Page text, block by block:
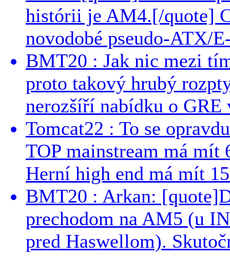
histórii je AM4.[/quote]
novodobé pseudo-ATX/
BMT20 : Jak nic mezi
proto takový hrubý
nerozšíří nabídku o GRE
Tomcat22 : To se
TOP mainstream má
Herní high end má mít
BMT20 : Arkan:
prechodom na AM5 (u
pred Haswellom).